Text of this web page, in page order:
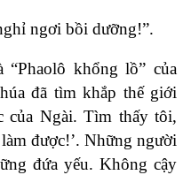
ngơi bồi dưỡng!”.
“Phaolô khổng lồ” của
đã tìm khắp thế giới
của Ngài. Tìm thấy tôi,
được!’. Những người
đứa yếu. Không cậy